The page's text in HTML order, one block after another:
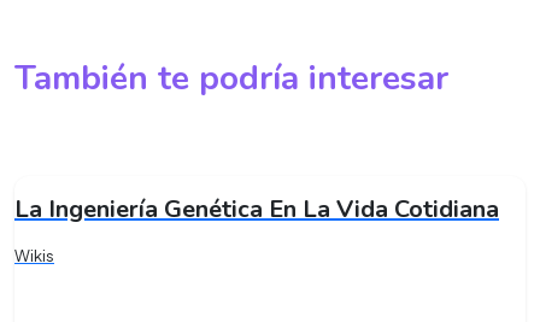
También te podría interesar
La Ingeniería Genética En La Vida Cotidiana
Wikis